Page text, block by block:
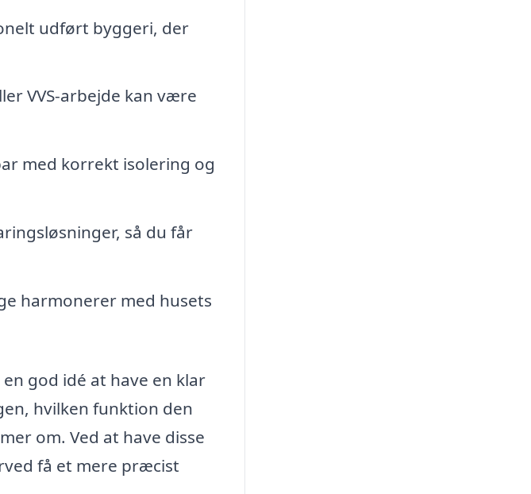
udført byggeri, der
VVS-arbejde kan være
med korrekt isolering og
så du får
harmonerer med husets
god idé at have en klar
hvilken funktion den
om. Ved at have disse
få et mere præcist